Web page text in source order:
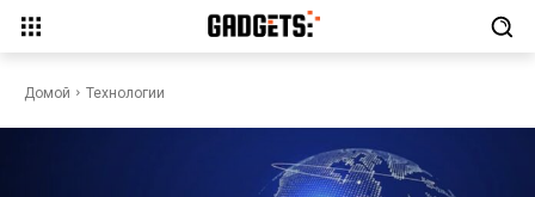
Домой Технологии